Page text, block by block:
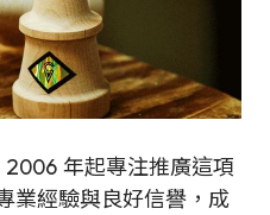
年起專注推廣這項
業經驗與良好信譽，成